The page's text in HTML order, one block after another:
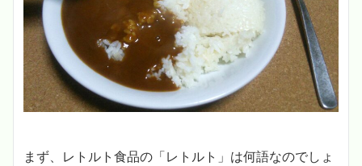
まず、レトルト食品の「レトルト」は何語なのでしょ